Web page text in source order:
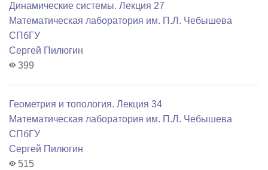
Динамические системы. Лекция 27
Математичеcкая лаборатория им. П.Л. Чебышева
СПбГУ
Сергей Пилюгин
399
Геометрия и топология. Лекция 34
Математичеcкая лаборатория им. П.Л. Чебышева
СПбГУ
Сергей Пилюгин
515